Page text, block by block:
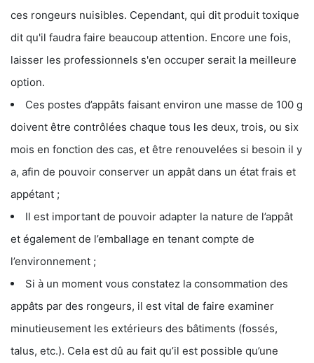
ces rongeurs nuisibles. Cependant, qui dit produit toxique
dit qu'il faudra faire beaucoup attention. Encore une fois,
laisser les professionnels s'en occuper serait la meilleure
option.
Ces postes d’appâts faisant environ une masse de 100 g
doivent être contrôlées chaque tous les deux, trois, ou six
mois en fonction des cas, et être renouvelées si besoin il y
a, afin de pouvoir conserver un appât dans un état frais et
appétant ;
Il est important de pouvoir adapter la nature de l’appât
et également de l’emballage en tenant compte de
l’environnement ;
Si à un moment vous constatez la consommation des
appâts par des rongeurs, il est vital de faire examiner
minutieusement les extérieurs des bâtiments (fossés,
talus, etc.). Cela est dû au fait qu’il est possible qu’une